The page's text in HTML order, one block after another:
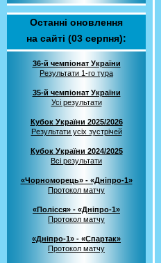
Останні оновлення
на сайті (03 серпня):
36-й чемпіонат України
Результати 1-го тура
35-й чемпіонат України
Усі результати
Кубок України 2025/2026
Результати усіх зустрічей
Кубок України 2024/2025
Всі результати
«Чорноморець» - «Дніпро-1»
Протокол матчу
«Полісся» - «Дніпро-1»
Протокол матчу
«Дніпро-1» - «Спартак»
Протокол матчу